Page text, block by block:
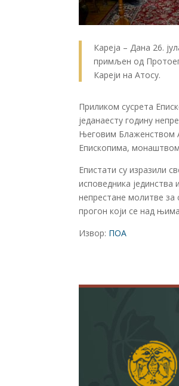
Кареја – Дана 26.
примљен од
Кареји на Атосу.
Приликом сусрета
једанаесту годину
Његовим Блаженством
Епископима,
Епистати су изразили
исповедника јединства
непрестане молитве за
прогон који се над
Извор: ПОА